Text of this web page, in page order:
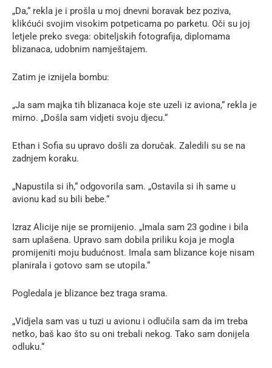
„Da,“ rekla je i prošla u moj dnevni boravak bez poziva,
klikćući svojim visokim potpeticama po parketu. Oči su joj
letjele preko svega: obiteljskih fotografija, diplomama
blizanaca, udobnim namještajem.
Zatim je iznijela bombu:
„Ja sam majka tih blizanaca koje ste uzeli iz aviona,“ rekla je
mirno. „Došla sam vidjeti svoju djecu.“
Ethan i Sofia su upravo došli za doručak. Zaledili su se na
zadnjem koraku.
„Napustila si ih,“ odgovorila sam. „Ostavila si ih same u
avionu kad su bili bebe.“
Izraz Alicije nije se promijenio. „Imala sam 23 godine i bila
sam uplašena. Upravo sam dobila priliku koja je mogla
promijeniti moju budućnost. Imala sam blizance koje nisam
planirala i gotovo sam se utopila.“
Pogledala je blizance bez traga srama.
„Vidjela sam vas u tuzi u avionu i odlučila sam da im treba
netko, baš kao što su oni trebali nekog. Tako sam donijela
odluku.“